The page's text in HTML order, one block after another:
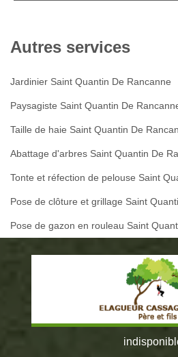
Autres services
Jardinier Saint Quantin De Rancanne
Paysagiste Saint Quantin De
Taille de haie Saint Quantin De
Abattage d'arbres Saint Quantin De
Tonte et réfection de pelouse Saint
Pose de clôture et grillage Saint
Pose de gazon en rouleau Saint